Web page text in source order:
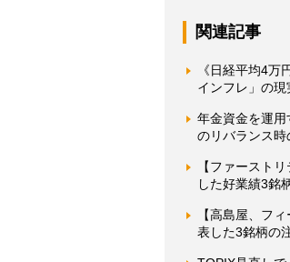
関連記事
《日経平均4
インフレ」の
年金資金を運
のリバランス
【ファースト
した好業績3銘
【高島屋、フ
表した3銘柄の